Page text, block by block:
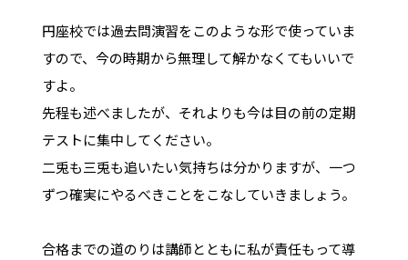
円座校では過去問演習をこのような形で使っていま
すので、今の時期から無理して解かなくてもいいで
すよ。
先程も述べましたが、それよりも今は目の前の定期
テストに集中してください。
二兎も三兎も追いたい気持ちは分かりますが、一つ
ずつ確実にやるべきことをこなしていきましょう。
合格までの道のりは講師とともに私が責任もって導